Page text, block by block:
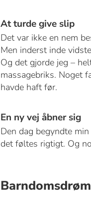
At turde give slip
Det var ikke en nem
Men inderst inde
Og det gjorde jeg –
massagebriks. Noget
havde haft før.
En ny vej åbner sig
Den dag begyndte
det føltes rigtigt. Og